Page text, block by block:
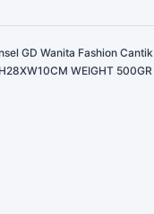
GD Wanita Fashion
WEIGHT